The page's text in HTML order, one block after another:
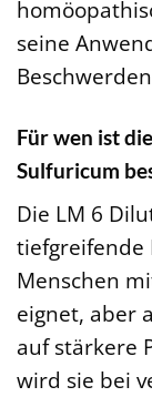
seine
Für wen ist
Sulfuricum
Die LM 6
tiefgreifende
Menschen
eignet, aber
auf stärkere
wird sie bei